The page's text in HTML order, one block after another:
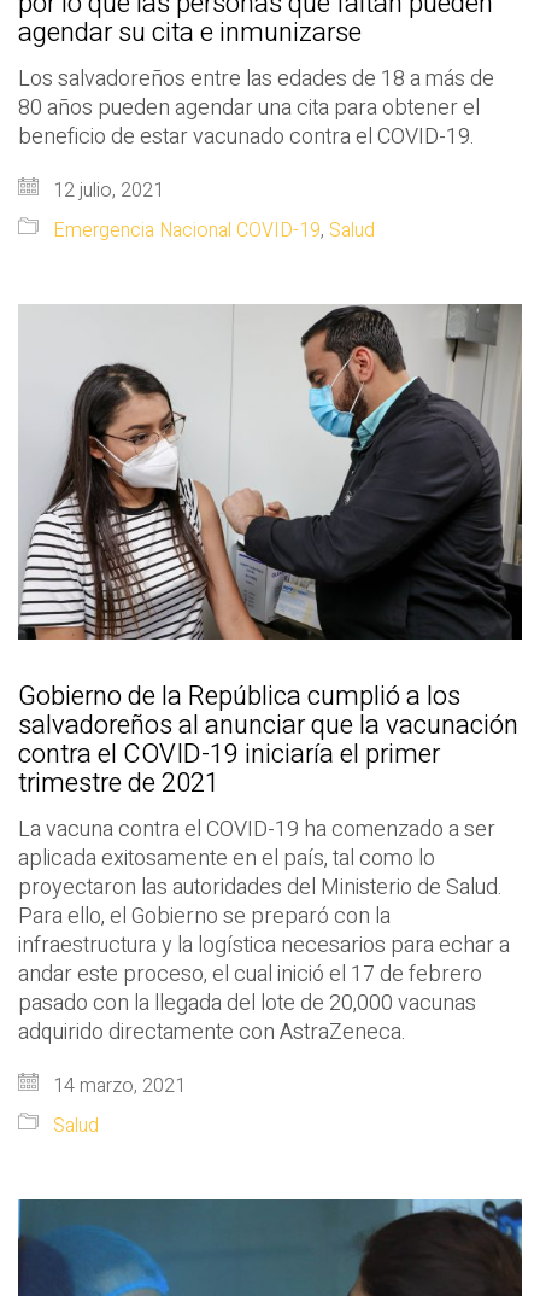
agendar su cita e inmunizarse
Los salvadoreños entre las edades de 18 a más de
80 años pueden agendar una cita para obtener el
beneficio de estar vacunado contra el COVID-19.
12 julio, 2021
Emergencia Nacional COVID-19, Salud
Gobierno de la República cumplió a los
salvadoreños al anunciar que la vacunación
contra el COVID-19 iniciaría el primer
trimestre de 2021
La vacuna contra el COVID-19 ha comenzado a ser
aplicada exitosamente en el país, tal como lo
proyectaron las autoridades del Ministerio de Salud.
Para ello, el Gobierno se preparó con la
infraestructura y la logística necesarios para echar a
andar este proceso, el cual inició el 17 de febrero
pasado con la llegada del lote de 20,000 vacunas
adquirido directamente con AstraZeneca.
14 marzo, 2021
Salud